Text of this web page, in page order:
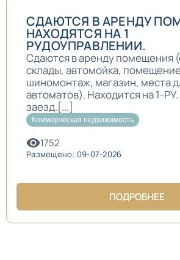
СДАЮТСЯ В АРЕНДУ
НАХОДЯТСЯ НА 1
РУДОУПРАВЛЕНИИ.
Сдаются в аренду помещения
склады, автомойка,
шиномонтаж, магазин, места
автоматов). Находится на 1-
заезд.[...]
Коммерческая недвижимость
1752
Размещено: 09-07-2026
ПОДРОБНЕЕ